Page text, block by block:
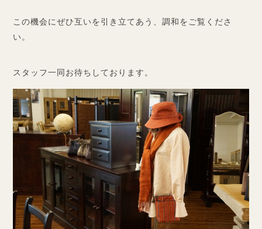
この機会にぜひ互いを引き立てあう、調和をご覧くださ
い。
スタッフ一同お待ちしております。